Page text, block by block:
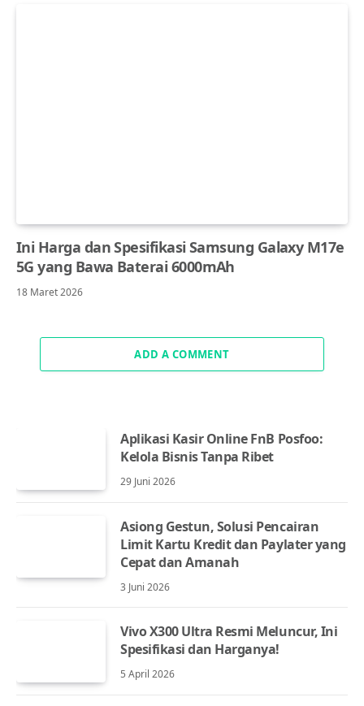
Ini Harga dan Spesifikasi Samsung Galaxy M17e
5G yang Bawa Baterai 6000mAh
18 Maret 2026
ADD A COMMENT
Aplikasi Kasir Online FnB Posfoo:
Kelola Bisnis Tanpa Ribet
29 Juni 2026
Asiong Gestun, Solusi Pencairan
Limit Kartu Kredit dan Paylater yang
Cepat dan Amanah
3 Juni 2026
Vivo X300 Ultra Resmi Meluncur, Ini
Spesifikasi dan Harganya!
5 April 2026